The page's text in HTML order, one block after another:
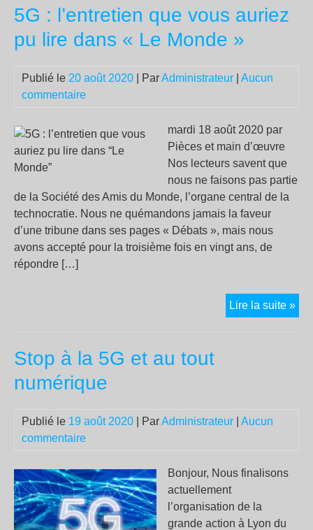
5G : l’entretien que vous auriez
pu lire dans « Le Monde »
Publié le 20 août 2020 | ParAdministrateur
Aucun
commentaire
mardi 18 août 2020 par
Pièces et main d’œuvre
Nos lecteurs savent que
nous ne faisons pas partie
de la Société des Amis du Monde, l’organe central de la
technocratie. Nous ne quémandons jamais la faveur
d’une tribune dans ses pages « Débats », mais nous
avons accepté pour la troisième fois en vingt ans, de
répondre […]
Lire la suite »5G
:
Stop à la 5G et au tout
numérique
Publié le 19 août 2020 | ParAdministrateur
Aucun
commentaire
Bonjour, Nous finalisons
actuellement
l’organisation de la
grande action à Lyon du